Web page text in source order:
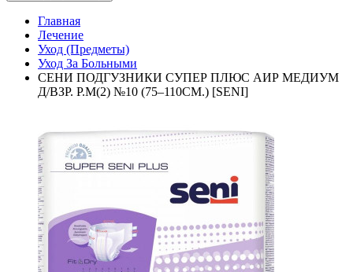
Главная
Лечение
Уход (Предметы)
Уход За Больными
СЕНИ ПОДГУЗНИКИ СУПЕР ПЛЮС АИР МЕДИУМ
Д/ВЗР. Р.М(2) №10 (75–110СМ.) [SENI]